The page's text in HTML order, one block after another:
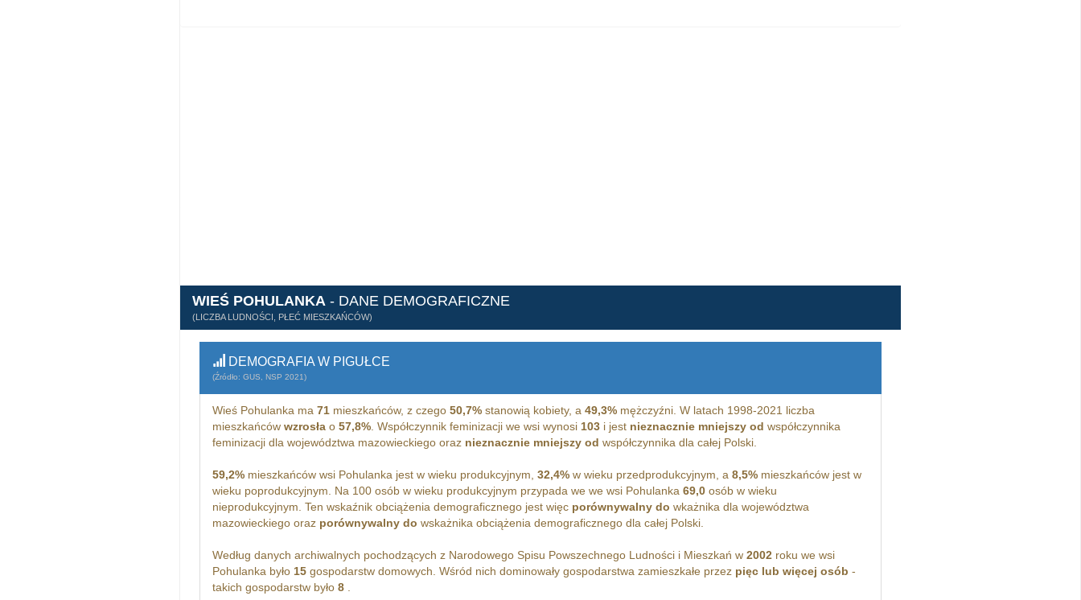
WIEŚ POHULANKA - DANE DEMOGRAFICZNE
(LICZBA LUDNOŚCI, PŁEĆ MIESZKAŃCÓW)
DEMOGRAFIA W PIGUŁCE
(Źródło: GUS, NSP 2021)
Wieś Pohulanka ma 71mieszkańców, z czego 50,7%stanowią kobiety, a 49,3%mężczyźni. W latach 1998-2021 liczba
mieszkańców wzrosłao 57,8%. Współczynnik feminizacji we wsi wynosi 103i jest nieznacznie mniejszy od współczynnika
feminizacji dla województwa mazowieckiego oraz nieznacznie mniejszy od współczynnika dla całej Polski.
59,2%mieszkańców wsi Pohulanka jest w wieku produkcyjnym, 32,4%w wieku przedprodukcyjnym, a 8,5%mieszkańców jest w
wieku poprodukcyjnym. Na 100 osób w wieku produkcyjnym przypada we we wsi Pohulanka 69,0osób w wieku
nieprodukcyjnym. Ten wskaźnik obciążenia demograficznego jest więc porównywalny do wkażnika dla województwa
mazowieckiego oraz porównywalny do wskażnika obciążenia demograficznego dla całej Polski.
Według danych archiwalnych pochodzących z Narodowego Spisu Powszechnego Ludności i Mieszkań w 2002roku we wsi
Pohulanka było 15gospodarstw domowych. Wśród nich dominowały gospodarstwa zamieszkałe przez pięc lub więcej osób -
takich gospodarstw było 8.